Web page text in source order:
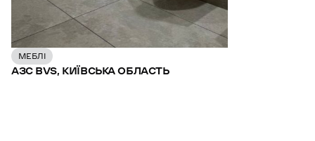
МЕБЛІ
АЗС BVS, КИЇВСЬКА ОБЛАСТЬ